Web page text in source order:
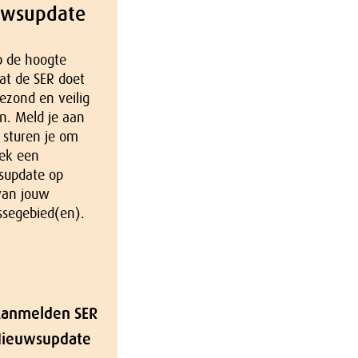
de hoogte
de SER doet
en veilig
Meld je aan
je om
een
op
jouw
SER